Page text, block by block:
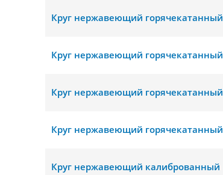
Круг нержавеющий горячекатанный
Круг нержавеющий горячекатанный
Круг нержавеющий горячекатанный
Круг нержавеющий горячекатанный
Круг нержавеющий калиброванный